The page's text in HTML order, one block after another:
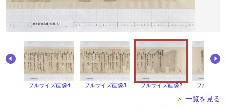
フルサイズ画像4 フルサイズ画像3 フルサイズ画像2 フルサイズ
＞ 一覧を見る